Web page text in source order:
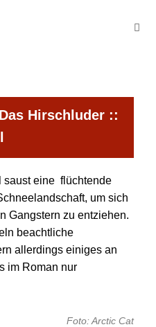
Das Hirschluder ::
saust eine flüchtende
um sich
Gangstern zu entziehen.
beachtliche
allerdings einiges an
im Roman nur
Foto: Arctic Cat